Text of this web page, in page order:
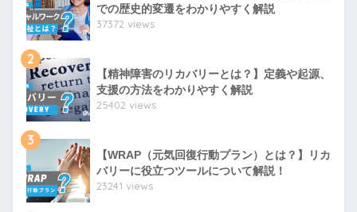
での歴史的変遷をわかりやすく解説
37372 views
2
【精神障害のリカバリーとは？】定義や起源、
支援の方法をわかりやすく解説
25402 views
3
【WRAP（元気回復行動プラン）とは？】リカ
バリーに役立つツールについて解説！
23241 views